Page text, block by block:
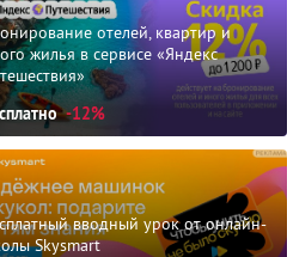
отелей, квартир и
жилья в сервисе «Яндекс
-12%
вводный урок от онлайн-
Skysmart